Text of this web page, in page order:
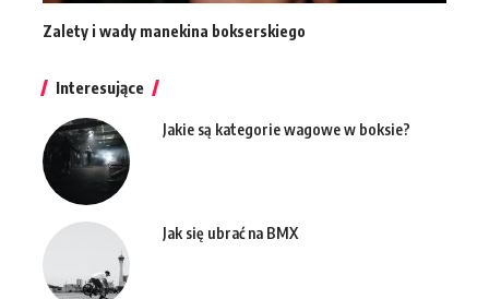
Zalety i wady manekina bokserskiego
Interesujące
Jakie są kategorie wagowe w boksie?
Jak się ubrać na BMX